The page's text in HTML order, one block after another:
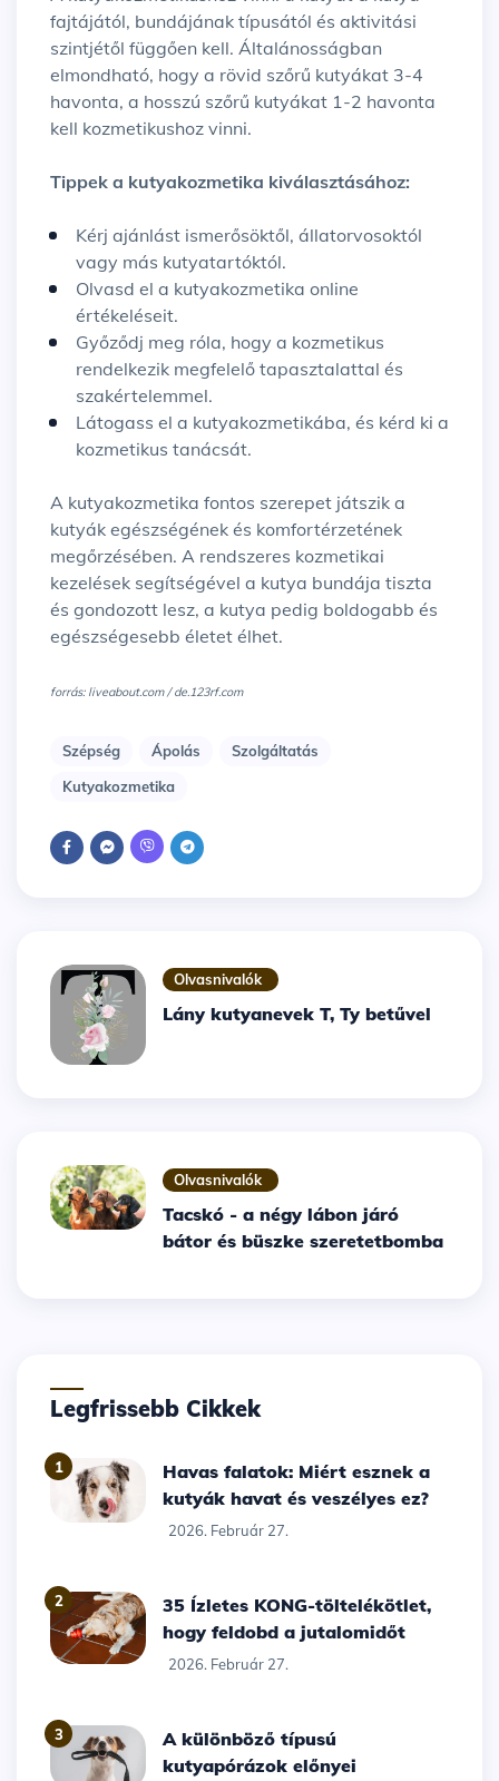
fajtájától, bundájának típusától és aktivitási
szintjétől függően kell. Általánosságban
elmondható, hogy a rövid szőrű kutyákat 3-4
havonta, a hosszú szőrű kutyákat 1-2 havonta
kell kozmetikushoz vinni.
Tippek a kutyakozmetika kiválasztásához:
Kérj ajánlást ismerősöktől, állatorvosoktól
vagy más kutyatartóktól.
Olvasd el a kutyakozmetika online
értékeléseit.
Győződj meg róla, hogy a kozmetikus
rendelkezik megfelelő tapasztalattal és
szakértelemmel.
Látogass el a kutyakozmetikába, és kérd ki a
kozmetikus tanácsát.
A kutyakozmetika fontos szerepet játszik a
kutyák egészségének és komfortérzetének
megőrzésében. A rendszeres kozmetikai
kezelések segítségével a kutya bundája tiszta
és gondozott lesz, a kutya pedig boldogabb és
egészségesebb életet élhet.
forrás: liveabout.com / de.123rf.com
Szépség Ápolás
Szolgáltatás
Kutyakozmetika
Olvasnivalók
Lány kutyanevek T, Ty betűvel
Olvasnivalók
Tacskó - a négy lábon járó
bátor és büszke szeretetbomba
Legfrissebb Cikkek
1
Havas falatok: Miért esznek a
kutyák havat és veszélyes ez?
2026. Február 27.
2
35 Ízletes KONG-töltelékötlet,
hogy feldobd a jutalomidőt
2026. Február 27.
3
A különböző típusú
kutyapórázok előnyei